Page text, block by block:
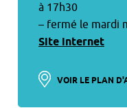
à 17h30
– fermé le mardi
Site internet
VOIR LE PLAN